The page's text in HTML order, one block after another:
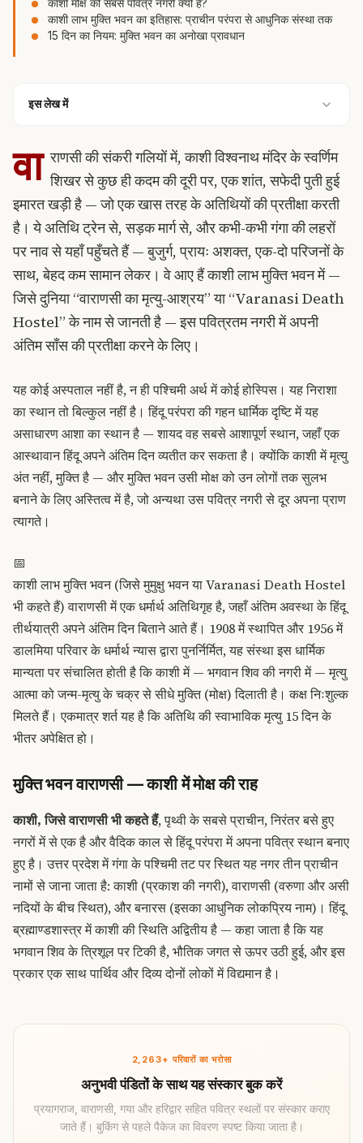
काशी मोक्ष की सबसे पवित्र नगरी क्यों है?
काशी लाभ मुक्ति भवन का इतिहास: प्राचीन परंपरा से आधुनिक संस्था तक
15 दिन का नियम: मुक्ति भवन का अनोखा प्रावधान
इस लेख में
वा राणसी की संकरी गलियों में, काशी विश्वनाथ मंदिर के स्वर्णिम
शिखर से कुछ ही कदम की दूरी पर, एक शांत, सफेदी पुती हुई
इमारत खड़ी है — जो एक खास तरह के अतिथियों की प्रतीक्षा करती
है। ये अतिथि ट्रेन से, सड़क मार्ग से, और कभी-कभी गंगा की लहरों
पर नाव से यहाँ पहुँचते हैं — बुजुर्ग, प्रायः अशक्त, एक-दो परिजनों के
साथ, बेहद कम सामान लेकर। वे आए हैं काशी लाभ मुक्ति भवन में —
जिसे दुनिया “वाराणसी का मृत्यु-आश्रय” या “Varanasi Death
Hostel” के नाम से जानती है — इस पवित्रतम नगरी में अपनी
अंतिम साँस की प्रतीक्षा करने के लिए।
यह कोई अस्पताल नहीं है, न ही पश्चिमी अर्थ में कोई होस्पिस। यह निराशा
का स्थान तो बिल्कुल नहीं है। हिंदू परंपरा की गहन धार्मिक दृष्टि में यह
असाधारण आशा का स्थान है — शायद वह सबसे आशापूर्ण स्थान, जहाँ एक
आस्थावान हिंदू अपने अंतिम दिन व्यतीत कर सकता है। क्योंकि काशी में मृत्यु
अंत नहीं, मुक्ति है — और मुक्ति भवन उसी मोक्ष को उन लोगों तक सुलभ
बनाने के लिए अस्तित्व में है, जो अन्यथा उस पवित्र नगरी से दूर अपना प्राण
त्यागते।
📅
काशी लाभ मुक्ति भवन (जिसे मुमुक्षु भवन या Varanasi Death Hostel
भी कहते हैं) वाराणसी में एक धर्मार्थ अतिथिगृह है, जहाँ अंतिम अवस्था के हिंदू
तीर्थयात्री अपने अंतिम दिन बिताने आते हैं। 1908 में स्थापित और 1956 में
डालमिया परिवार के धर्मार्थ न्यास द्वारा पुनर्निर्मित, यह संस्था इस धार्मिक
मान्यता पर संचालित होती है कि काशी में — भगवान शिव की नगरी में — मृत्यु
आत्मा को जन्म-मृत्यु के चक्र से सीधे मुक्ति (मोक्ष) दिलाती है। कक्ष निःशुल्क
मिलते हैं। एकमात्र शर्त यह है कि अतिथि की स्वाभाविक मृत्यु 15 दिन के
भीतर अपेक्षित हो।
मुक्ति भवन वाराणसी — काशी में मोक्ष की राह
काशी, जिसेवाराणसीभी कहते हैं, पृथ्वी के सबसे प्राचीन, निरंतर बसे हुए
नगरों में से एक है और वैदिक काल से हिंदू परंपरा में अपना पवित्र स्थान बनाए
हुए है। उत्तर प्रदेश में गंगा के पश्चिमी तट पर स्थित यह नगर तीन प्राचीन
नामों से जाना जाता है: काशी (प्रकाश की नगरी), वाराणसी (वरुणा और असी
नदियों के बीच स्थित), और बनारस (इसका आधुनिक लोकप्रिय नाम)। हिंदू
ब्रह्माण्डशास्त्र में काशी की स्थिति अद्वितीय है — कहा जाता है कि यह
भगवान शिव के त्रिशूल पर टिकी है, भौतिक जगत से ऊपर उठी हुई, और इस
प्रकार एक साथ पार्थिव और दिव्य दोनों लोकों में विद्यमान है।
2,263+ परिवारों का भरोसा
अनुभवी पंडितों के साथ यह संस्कार बुक करें
प्रयागराज, वाराणसी, गया और हरिद्वार सहित पवित्र स्थलों पर संस्कार कराए
जाते हैं। बुकिंग से पहले पैकेज का विवरण स्पष्ट किया जाता है।